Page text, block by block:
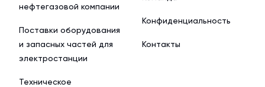
нефтегазовой компании
Поставки оборудования
и запасных частей для
электростанции
Техническое
Конфиденциальность
Контакты